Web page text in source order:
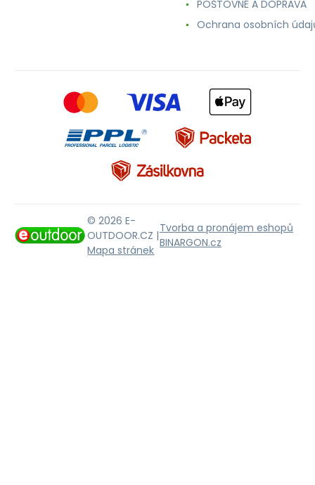
POŠTOVNÉ A DOPRAVA
Ochrana osobních
© 2026 E-
OUTDOOR.CZ |
Mapa stránek
Tvorba a pronájem eshopů
BINARGON.cz